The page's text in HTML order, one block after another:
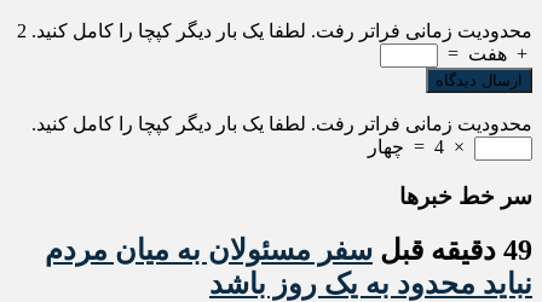
محدودیت زمانی فراتر رفت. لطفا یک بار دیگر کپچا را کامل کنید. 2
+ هفت =
محدودیت زمانی فراتر رفت. لطفا یک بار دیگر کپچا را کامل کنید.
×
4
= چهار
سر خط خبرها
49 دقیقه قبل
سفر مسئولان به میان مردم
نباید محدود به یک روز باشد